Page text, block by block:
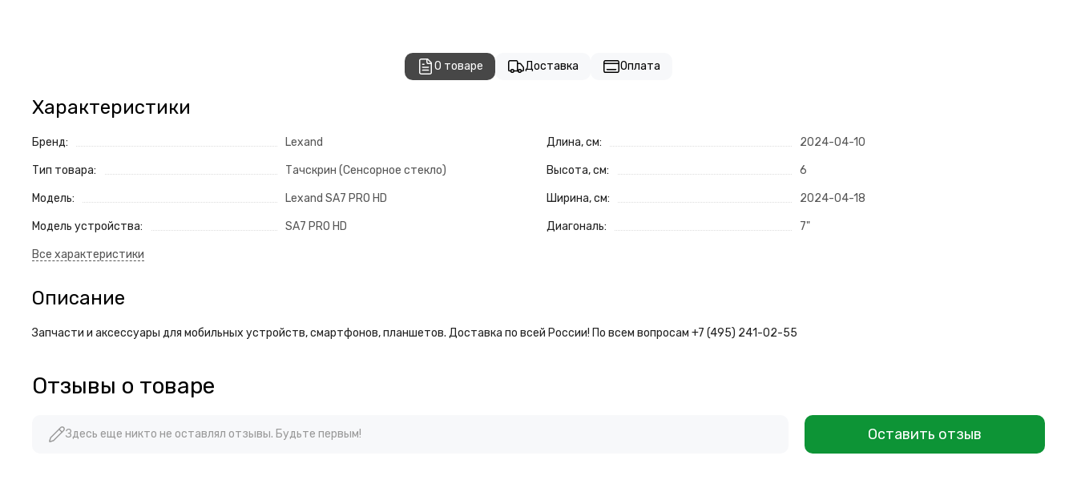
О товаре Доставка Оплата
Характеристики
Бренд: Lexand
Тип товара: Тачскрин (Сенсорное стекло)
Модель: Lexand SA7 PRO HD
Модель устройства: SA7 PRO HD
Длина, см: 2024-04-10
Высота, см: 6
Ширина, см: 2024-04-18
Диагональ: 7"
Описание
Запчасти и аксессуары для мобильных устройств, смартфонов, планшетов. Доставка по всей России! По всем вопросам +7 (495) 241-02-55
Отзывы о товаре
Здесь еще никто не оставлял отзывы. Будьте первым! Оставить отзыв